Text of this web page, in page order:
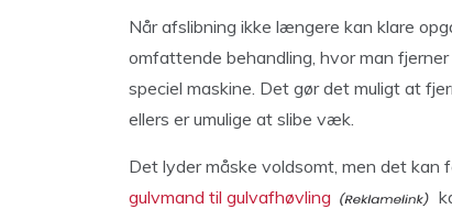
Når afslibning ikke længere kan klare
omfattende behandling, hvor man
speciel maskine. Det gør det muligt at
ellers er umulige at slibe væk.
Det lyder måske voldsomt, men det kan
gulvmand til gulvafhøvling